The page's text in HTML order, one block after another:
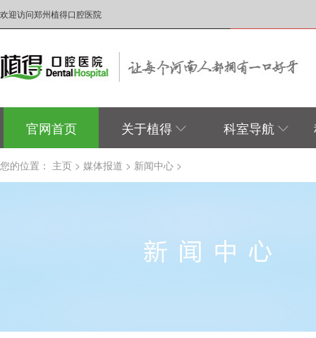
欢迎访问郑州植得口腔医院
官网首页 关于植得 科室导航
您的位置： 主页 > 媒体报道 > 新闻中心 >